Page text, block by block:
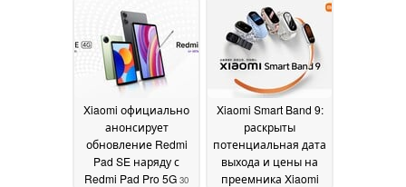
Xiaomi официально
анонсирует
обновление Redmi
Pad SE наряду с
Redmi Pad Pro 5G 30
Xiaomi Smart Band 9:
раскрыты
потенциальная дата
выхода и цены на
преемника Xiaomi